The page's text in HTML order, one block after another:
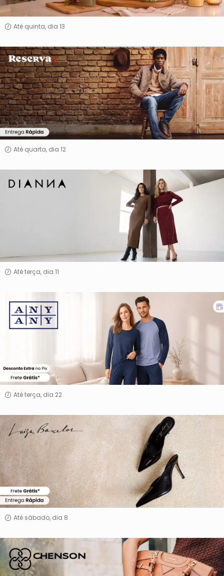
Até quinta, dia 13
Reserva
Até quarta, dia 12
Dianna
Até terça, dia 11
Any
Any
Até terça, dia 22
Luiza
Barcelos
Até sábado, dia 8
chenson